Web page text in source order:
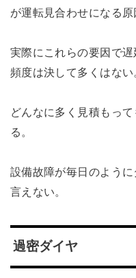
が運転見合わせになる原
実際にこれらの要因で
頻度は決して多くはない
どんなに多く見積もっ
る。
設備故障が毎日のよう
言えない。
過密ダイヤ